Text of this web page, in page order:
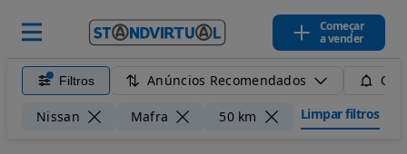
Começar
a vender
Filtros Anúncios Recomendados
Nissan Mafra 50 km Limpar filtros